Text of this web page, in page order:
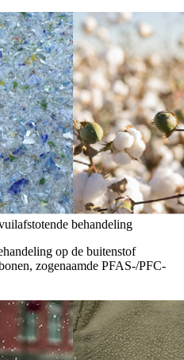
behandeling
op de buitenstof
zogenaamde PFAS-/PFC-